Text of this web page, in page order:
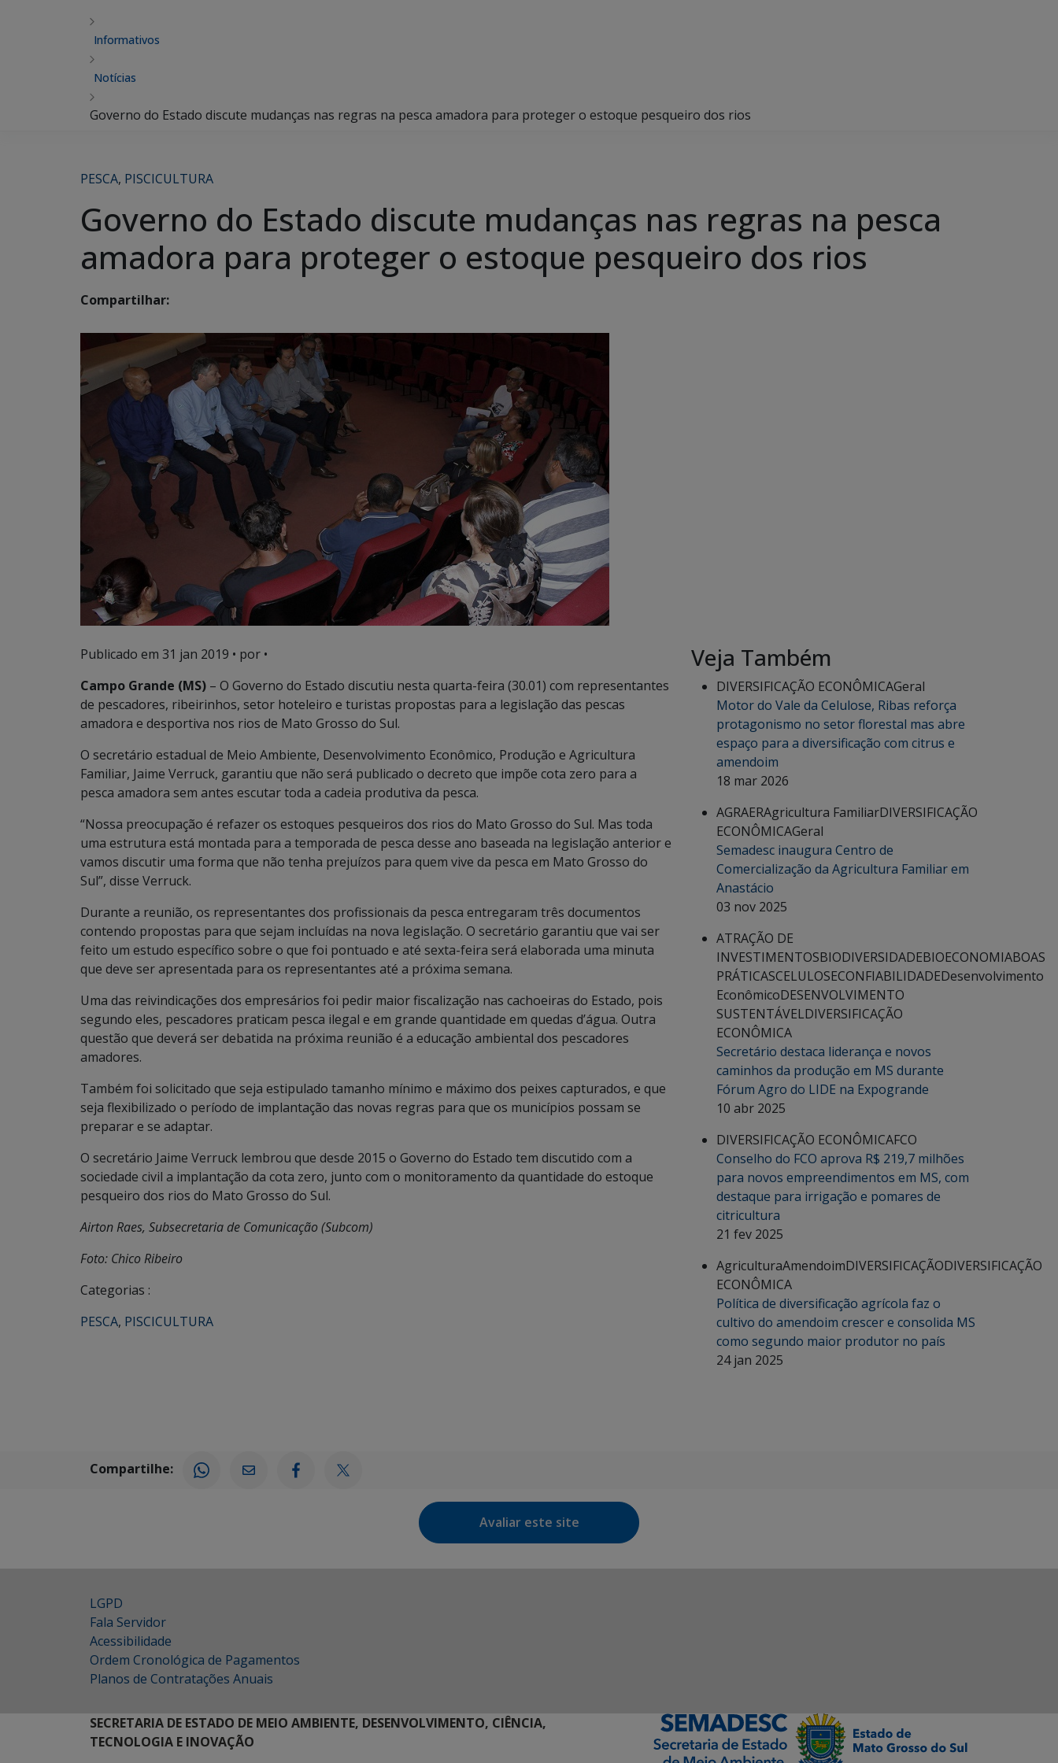
Informativos
Notícias
Governo do Estado discute mudanças nas regras na pesca amadora para proteger o estoque pesqueiro dos rios
PESCA, PISCICULTURA
Governo do Estado discute mudanças nas regras na pesca
amadora para proteger o estoque pesqueiro dos rios
Compartilhar:
Publicado em 31 jan 2019 • por •
Campo Grande (MS) – O Governo do Estado discutiu nesta quarta-feira (30.01) com representantes
de pescadores, ribeirinhos, setor hoteleiro e turistas propostas para a legislação das pescas
amadora e desportiva nos rios de Mato Grosso do Sul.
O secretário estadual de Meio Ambiente, Desenvolvimento Econômico, Produção e Agricultura
Familiar, Jaime Verruck, garantiu que não será publicado o decreto que impõe cota zero para a
pesca amadora sem antes escutar toda a cadeia produtiva da pesca.
“Nossa preocupação é refazer os estoques pesqueiros dos rios do Mato Grosso do Sul. Mas toda
uma estrutura está montada para a temporada de pesca desse ano baseada na legislação anterior e
vamos discutir uma forma que não tenha prejuízos para quem vive da pesca em Mato Grosso do
Sul”, disse Verruck.
Durante a reunião, os representantes dos profissionais da pesca entregaram três documentos
contendo propostas para que sejam incluídas na nova legislação. O secretário garantiu que vai ser
feito um estudo específico sobre o que foi pontuado e até sexta-feira será elaborada uma minuta
que deve ser apresentada para os representantes até a próxima semana.
Uma das reivindicações dos empresários foi pedir maior fiscalização nas cachoeiras do Estado, pois
segundo eles, pescadores praticam pesca ilegal e em grande quantidade em quedas d’água. Outra
questão que deverá ser debatida na próxima reunião é a educação ambiental dos pescadores
amadores.
Também foi solicitado que seja estipulado tamanho mínimo e máximo dos peixes capturados, e que
seja flexibilizado o período de implantação das novas regras para que os municípios possam se
preparar e se adaptar.
O secretário Jaime Verruck lembrou que desde 2015 o Governo do Estado tem discutido com a
sociedade civil a implantação da cota zero, junto com o monitoramento da quantidade do estoque
pesqueiro dos rios do Mato Grosso do Sul.
Airton Raes, Subsecretaria de Comunicação (Subcom)
Foto: Chico Ribeiro
Categorias :
PESCA, PISCICULTURA
Veja Também
DIVERSIFICAÇÃO ECONÔMICAGeral
Motor do Vale da Celulose, Ribas reforça
protagonismo no setor florestal mas abre
espaço para a diversificação com citrus e
amendoim
18 mar 2026
AGRAERAgricultura FamiliarDIVERSIFICAÇÃO
ECONÔMICAGeral
Semadesc inaugura Centro de
Comercialização da Agricultura Familiar em
Anastácio
03 nov 2025
ATRAÇÃO DE
INVESTIMENTOSBIODIVERSIDADEBIOECONOMIABOAS
PRÁTICASCELULOSECONFIABILIDADEDesenvolvimento
EconômicoDESENVOLVIMENTO
SUSTENTÁVELDIVERSIFICAÇÃO
ECONÔMICA
Secretário destaca liderança e novos
caminhos da produção em MS durante
Fórum Agro do LIDE na Expogrande
10 abr 2025
DIVERSIFICAÇÃO ECONÔMICAFCO
Conselho do FCO aprova R$ 219,7 milhões
para novos empreendimentos em MS, com
destaque para irrigação e pomares de
citricultura
21 fev 2025
AgriculturaAmendoimDIVERSIFICAÇÃODIVERSIFICAÇÃO
ECONÔMICA
Política de diversificação agrícola faz o
cultivo do amendoim crescer e consolida MS
como segundo maior produtor no país
24 jan 2025
Compartilhe:
Avaliar este site
LGPD
Fala Servidor
Acessibilidade
Ordem Cronológica de Pagamentos
Planos de Contratações Anuais
SECRETARIA DE ESTADO DE MEIO AMBIENTE, DESENVOLVIMENTO, CIÊNCIA,
TECNOLOGIA E INOVAÇÃO